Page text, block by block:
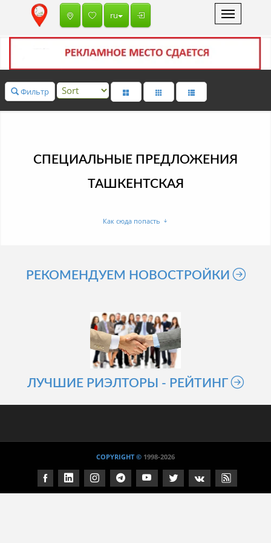
Toggle
navigation
ru
Фильтр
СПЕЦИАЛЬНЫЕ ПРЕДЛОЖЕНИЯ
ТАШКЕНТСКАЯ
Как сюда попасть
РЕКОМЕНДУЕМ НОВОСТРОЙКИ
ЛУЧШИЕ РИЭЛТОРЫ - РЕЙТИНГ
COPYRIGHT © 1998-2026